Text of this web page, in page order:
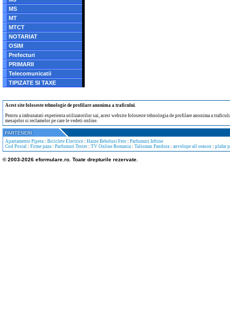
MS
MT
MTCT
NOTARIAT
OSIM
Prefecturi
PRIMARII
Telecomunicatii
TIPIZATE SI TAXE
Acest site foloseste tehnologie de profilare anonima a traficului.
Pentru a imbunatati experienta utilizatorilor sai, acest website foloseste tehnologia de profilare anonima a
mesajelor si reclamelor pe care le vedeti online.
Apartamente Pipera : Biciclete Electrice : Haine Bebelusi Fete : Parfumuri Ieftine
Cod Postal : Firme paza : Parfumuri Tester : TV Online Romania : Talisman Pandora : anvelope all season : plafar
© 2003-2026 eformulare.ro. Toate drepturile rezervate.